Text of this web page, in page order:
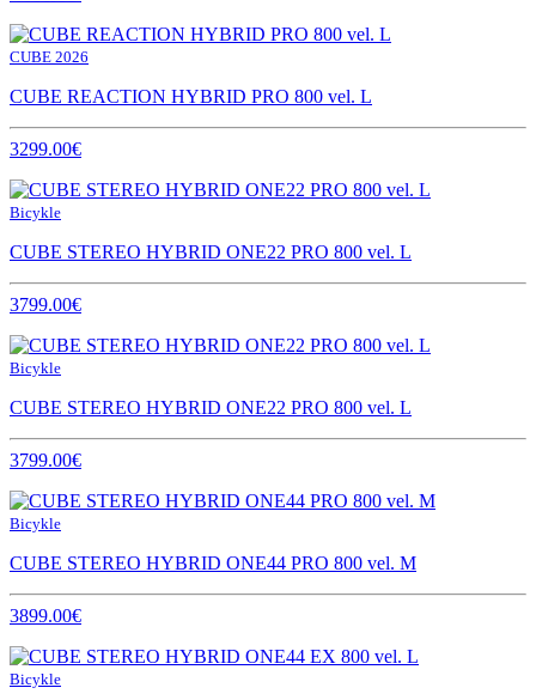
CUBE 2026
CUBE REACTION HYBRID PRO 800 vel. L
3299.00€
Bicykle
CUBE STEREO HYBRID ONE22 PRO 800 vel. L
3799.00€
Bicykle
CUBE STEREO HYBRID ONE22 PRO 800 vel. L
3799.00€
Bicykle
CUBE STEREO HYBRID ONE44 PRO 800 vel. M
3899.00€
Bicykle